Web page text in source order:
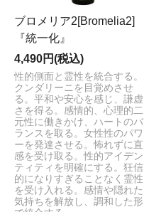
ブロメリア2[Bromelia2]
『統一化』
4,490円(税込)
性的側面と霊性を統合する。
クンダリーニを目覚めさせ
る。平和や安心を感じ、謙虚
さを得る。感情的、心理的二
元性に働きかけ、ハートのバ
ランスを取る。女性性のパワ
ーを発達させる。怖れずに直
感を受け取る。性的アイデン
ティティを明確にする。狂信
的になりすぎることなく霊性
を受け入れる。感情や隠れた
気持ちを解放し、調和した形